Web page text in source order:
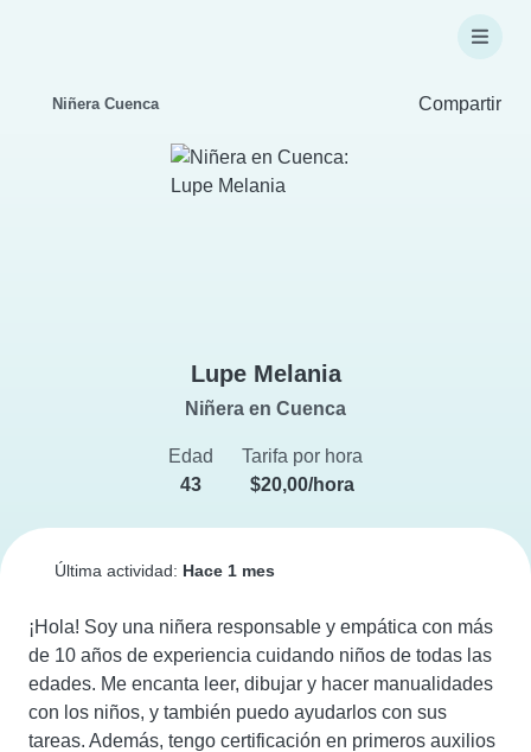
Niñera Cuenca Compartir
Lupe Melania
Niñera en Cuenca
Edad
43
Tarifa por hora
$20,00/hora
Última actividad: Hace 1 mes
¡Hola! Soy una niñera responsable y empática con más
de 10 años de experiencia cuidando niños de todas las
edades. Me encanta leer, dibujar y hacer manualidades
con los niños, y también puedo ayudarlos con sus
tareas. Además, tengo certificación en primeros auxilios